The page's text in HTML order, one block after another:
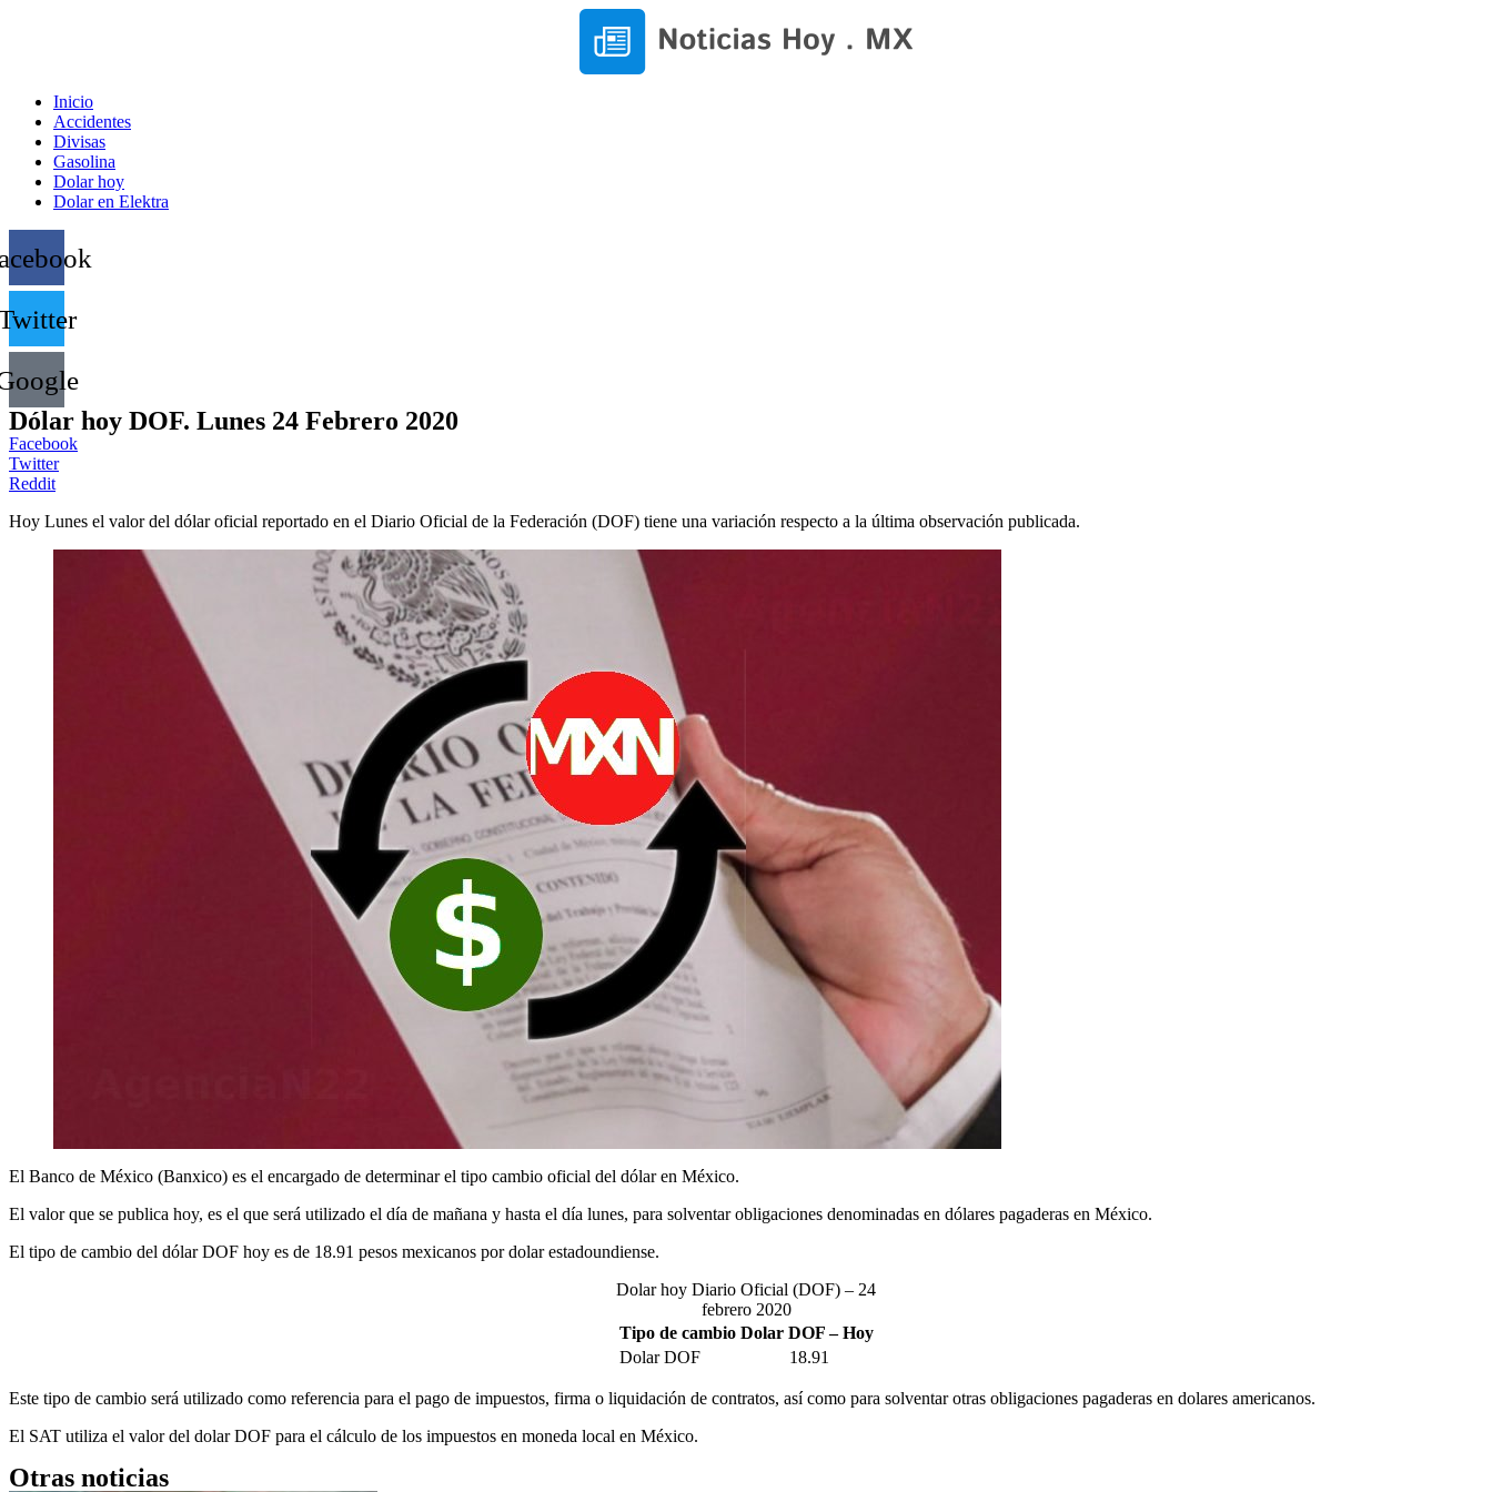
Inicio
Accidentes
Divisas
Gasolina
Dolar hoy
Dolar en Elektra
Dólar hoy DOF. Lunes 24 Febrero 2020
Facebook
Twitter
Reddit
Hoy Lunes el valor del dólar oficial reportado en el Diario Oficial de la Federación (DOF) tiene una variación respecto a la última observación publicada.
El Banco de México (Banxico) es el encargado de determinar el tipo cambio oficial del dólar en México.
El valor que se publica hoy, es el que será utilizado el día de mañana y hasta el día lunes, para solventar obligaciones denominadas en dólares pagaderas en México.
El tipo de cambio del dólar DOF hoy es de 18.91 pesos mexicanos por dolar estadoundiense.
Dolar hoy Diario Oficial (DOF) – 24
febrero 2020
Tipo de cambio Dolar DOF – Hoy
Dolar DOF
18.91
Este tipo de cambio será utilizado como referencia para el pago de impuestos, firma o liquidación de contratos, así como para solventar otras obligaciones pagaderas en dolares americanos.
El SAT utiliza el valor del dolar DOF para el cálculo de los impuestos en moneda local en México.
Otras noticias